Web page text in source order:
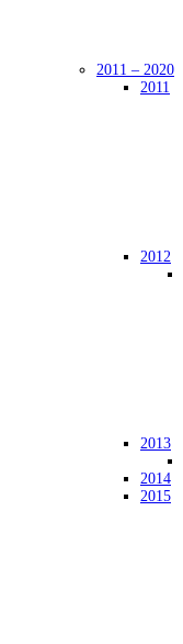
2011 – 2020
2011
2012
2013
2014
2015